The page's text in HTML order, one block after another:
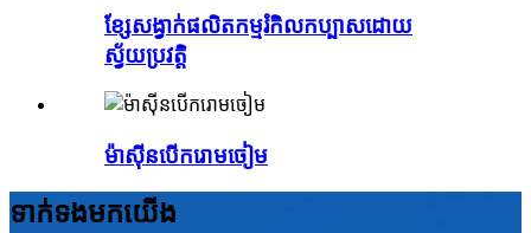
ខ្សែសង្វាក់ផលិតកម្មរំកិលកប្បាសដោយ
ស្វ័យប្រវត្តិ
ម៉ាស៊ីនបើករោមចៀម
ទាក់ទងមកយើង